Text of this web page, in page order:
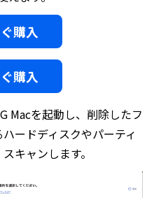
購入
購入
Macを起動し、削除したフ
ードディスクやパーティ
キャンします。